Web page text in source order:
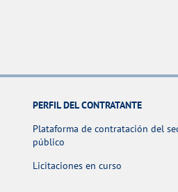
PERFIL DEL CONTRATANTE
Plataforma de contratación del
público
Licitaciones en curso